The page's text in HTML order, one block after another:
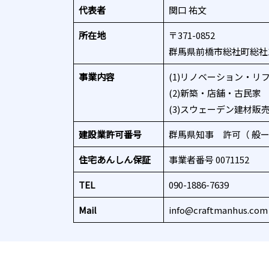
代表者
関口 祐文
所在地
〒371-0852
群馬県前橋市総社町総
事業内容
(1)リノベーション・リ
(2)新築・店舗・古民家
(3)スウェーデン建材販
建設業許可番号
群馬県知事 許可（ 般ー
住宅あんしん保証
事業者番号 0071152
TEL
090-1886-7639
Mail
info@craftmanhus.com